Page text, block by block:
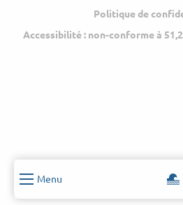
Menu
Politique de
Accessibilité : non-conforme à